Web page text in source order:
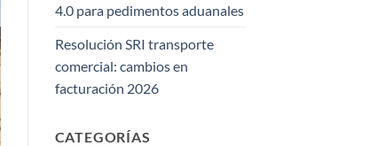
4.0 para pedimentos aduanales
Resolución SRI transporte
comercial: cambios en
facturación 2026
CATEGORÍAS